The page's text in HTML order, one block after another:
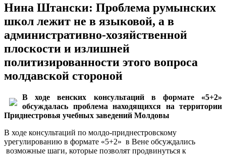
Нина Штански: Проблема румынских
школ лежит не в языковой, а в
административно-хозяйственной
плоскости и излишней
политизированности этого вопроса
молдавской стороной
В ходе венских консультаций в формате «5+2»
обсуждалась проблема находящихся на территории
Приднестровья учебных заведений Молдовы
В ходе консультаций по молдо-приднестровскому
урегулированию в формате «5+2» в Вене обсуждались
возможные шаги, которые позволят продвинуться к